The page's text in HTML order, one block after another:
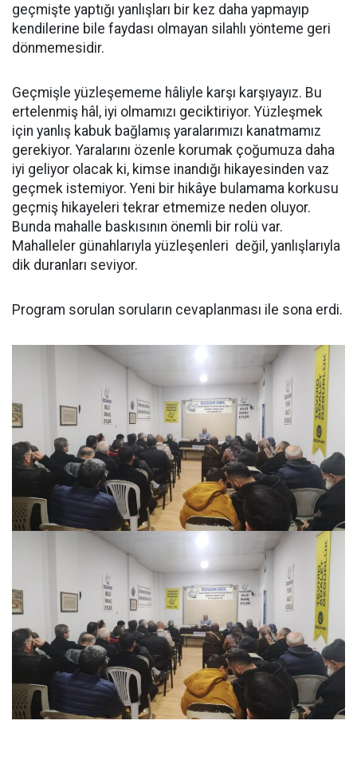
geçmişte yaptığı yanlışları bir kez daha yapmayıp
kendilerine bile faydası olmayan silahlı yönteme geri
dönmemesidir.
Geçmişle yüzleşememe hâliyle karşı karşıyayız. Bu
ertelenmiş hâl, iyi olmamızı geciktiriyor. Yüzleşmek
için yanlış kabuk bağlamış yaralarımızı kanatmamız
gerekiyor. Yaralarını özenle korumak çoğumuza daha
iyi geliyor olacak ki, kimse inandığı hikayesinden vaz
geçmek istemiyor. Yeni bir hikâye bulamama korkusu
geçmiş hikayeleri tekrar etmemize neden oluyor.
Bunda mahalle baskısının önemli bir rolü var.
Mahalleler günahlarıyla yüzleşenleri değil, yanlışlarıyla
dik duranları seviyor.
Program sorulan soruların cevaplanması ile sona erdi.